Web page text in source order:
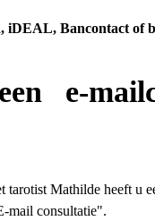
iDEAL, Bancontact of
e-
tarotist Mathilde heeft u
mail consultatie".